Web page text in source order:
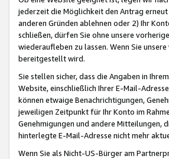
jederzeit die Möglichkeit den Antrag
anderen Gründen ablehnen oder 2) Ihr
schließen, dürfen Sie ohne unsere
wiederaufleben zu lassen. Wenn Sie
bereitgestellt wird.
Sie stellen sicher, dass die Angaben in
Website, einschließlich Ihrer E-Mail-
können etwaige Benachrichtigungen,
jeweiligen Zeitpunkt für Ihr Konto im
Genehmigungen und andere Mitteilungen,
hinterlegte E-Mail-Adresse nicht mehr
Wenn Sie als Nicht-US-Bürger am